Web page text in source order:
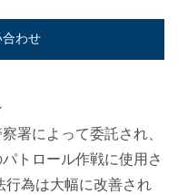
合わせ
署によって委託され、
トロール作戦に使用さ
行為は大幅に改善され